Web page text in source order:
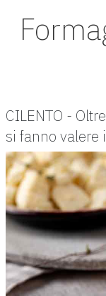
CILENTO -
si fanno valere